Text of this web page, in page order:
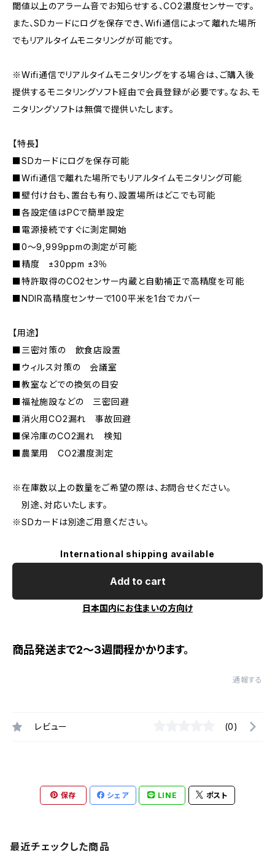
閾値以上のアラーム音でお知らせする、CO2濃度センサーです。
また、SDカードにログを保存でき、Wifi通信によって離れた場所
でもリアルタイムモニタリングが可能です。
※Wifi通信でリアルタイムモニタリングをする場合は、ご購入後
提供するモニタリングソフト経由で会員登録が必要です。なお、モ
ニタリングソフトは無償で提供いたします。
【特長】
■SDカードにログを保存可能
■Wifi通信で離れた場所でもリアルタイムモニタリング可能
■壁付け台も、置台も有り、設置場所はどこでも可能
■各設定値はPCで簡単設定
■電源接続ですぐに測定開始
■0～9,999ppmの測定が可能
■精度 ±30ppm ±3％
■特許取得のCO2センサー内蔵と自動補正で高精度を可能
■NDIR高精度センサーで100平米を1台でカバー
【用途】
■三密対策の 飲食店設置
■ウィルス対策の 会議室
■教室などでの換気の目安
■福祉施設などの 三密回避
■消火用CO2漏れ 事故回避
■保冷庫のCO2漏れ 検知
■農業用 CO2濃度測定
※在庫数以上の数量をご希望の際は、お問合せください。
別途、対応いたします。
※SDカードは別途ご用意ください。
International shipping available
Add to cart
日本国内にお住まいの方向け
商品発送まで2～3週間程かかります。
通報する
レビュー (0)
保存 シェア LINE ポスト
最近チェックした商品